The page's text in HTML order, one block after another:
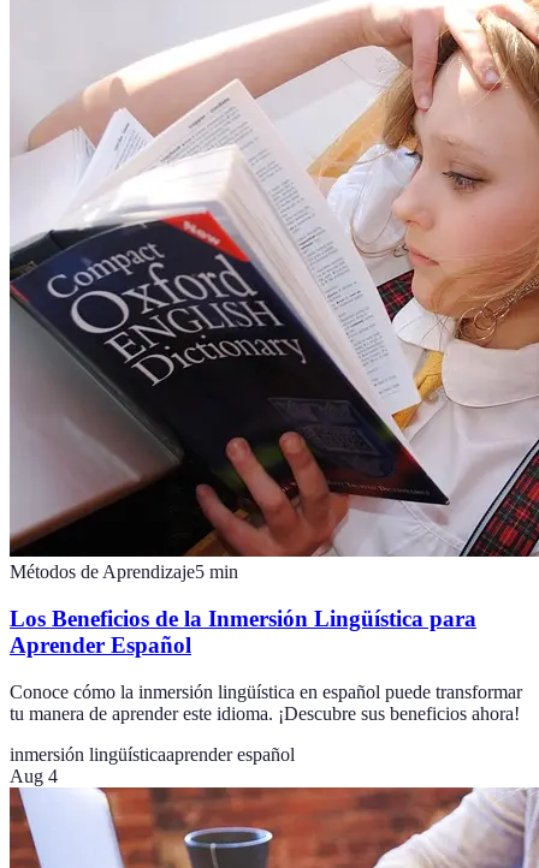
Métodos de Aprendizaje5 min
Los Beneficios de la Inmersión Lingüística para
Aprender Español
Conoce cómo la inmersión lingüística en español puede transformar
tu manera de aprender este idioma. ¡Descubre sus beneficios ahora!
inmersión lingüísticaaprender español
Aug 4